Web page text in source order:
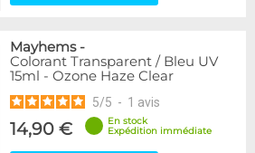
Mayhems-
Colorant Transparent / Bleu UV
15ml - Ozone Haze Clear
5/5 - 1 avis
14,90 €
En stock
Expédition immédiate